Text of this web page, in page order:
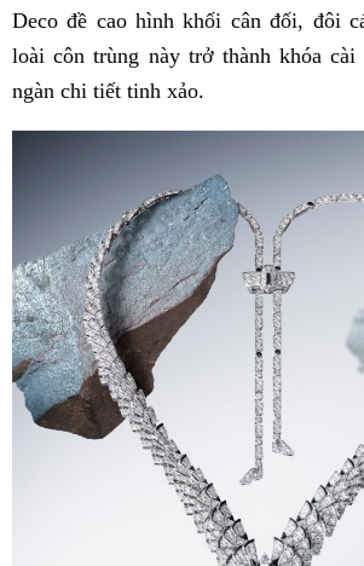
Deco đề cao hình khối cân đối, đôi
loài côn trùng này trở thành khóa cài
ngàn chi tiết tinh xảo.